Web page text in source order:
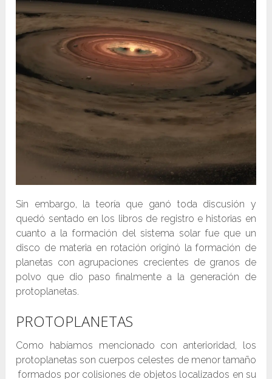
Sin embargo, la teoría que ganó toda discusión y
quedó sentado en los libros de registro e historias en
cuanto a la formación del sistema solar fue que un
disco de materia en rotación originó la formación de
planetas con agrupaciones crecientes de granos de
polvo que dio paso finalmente a la generación de
protoplanetas.
PROTOPLANETAS
Como habíamos mencionado con anterioridad, los
protoplanetas son cuerpos celestes de menor tamaño
formados por colisiones de objetos localizados en su